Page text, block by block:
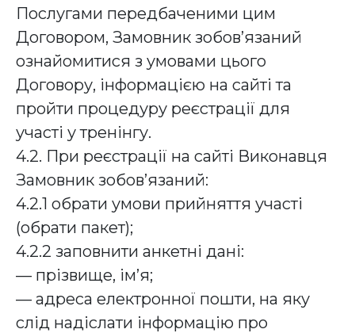
Послугами передбаченими цим
Договором, Замовник зобов’язаний
ознайомитися з умовами цього
Договору, інформацією на сайті та
пройти процедуру реєстрації для
участі у тренінгу.
4.2. При реєстрації на сайті Виконавця
Замовник зобов’язаний:
4.2.1 обрати умови прийняття участі
(обрати пакет);
4.2.2 заповнити анкетні дані:
— прізвище, ім’я;
— адреса електронної пошти, на яку
слід надіслати інформацію про